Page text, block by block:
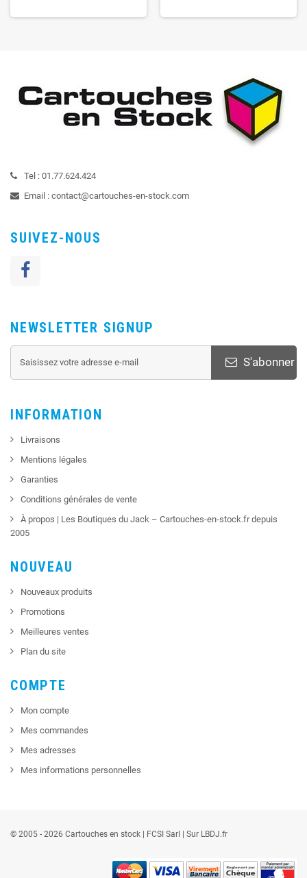
Tel : 01.77.624.424
Email : contact@cartouches-en-stock.com
SUIVEZ-NOUS
NEWSLETTER SIGNUP
S'abonner
INFORMATION
Livraisons
Mentions légales
Garanties
Conditions générales de vente
À propos | Les Boutiques du Jack – Cartouches-en-stock.fr depuis
2005
NOUVEAU
Nouveaux produits
Promotions
Meilleures ventes
Plan du site
COMPTE
Mon compte
Mes commandes
Mes adresses
Mes informations personnelles
© 2005 - 2026 Cartouches en stock | FCSI Sarl | Sur LBDJ.fr